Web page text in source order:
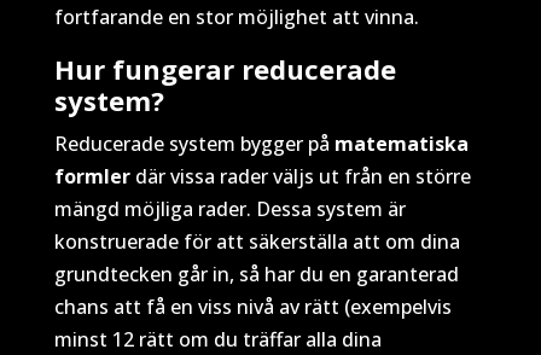
fortfarande en stor möjlighet att vinna.
Hur fungerar reducerade
system?
Reducerade system bygger på matematiska
formlerdär vissa rader väljs ut från en större
mängd möjliga rader. Dessa system är
konstruerade för att säkerställa att om dina
grundtecken går in, så har du en garanterad
chans att få en viss nivå av rätt (exempelvis
minst 12 rätt om du träffar alla dina